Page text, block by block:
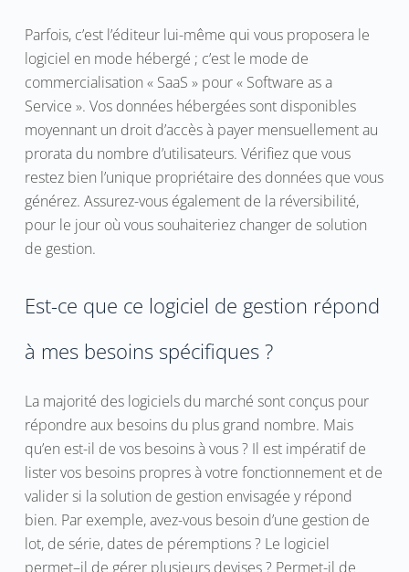
Parfois, c’est l’éditeur lui-même qui vous proposera le
logiciel en mode hébergé ; c’est le mode de
commercialisation « SaaS » pour « Software as a
Service ». Vos données hébergées sont disponibles
moyennant un droit d’accès à payer mensuellement au
prorata du nombre d’utilisateurs. Vérifiez que vous
restez bien l’unique propriétaire des données que vous
générez. Assurez-vous également de la réversibilité,
pour le jour où vous souhaiteriez changer de solution
de gestion.
Est-ce que ce logiciel de gestion répond
à mes besoins spécifiques ?
La majorité des logiciels du marché sont conçus pour
répondre aux besoins du plus grand nombre. Mais
qu’en est-il de vos besoins à vous ? Il est impératif de
lister vos besoins propres à votre fonctionnement et de
valider si la solution de gestion envisagée y répond
bien. Par exemple, avez-vous besoin d’une gestion de
lot, de série, dates de péremptions ? Le logiciel
permet–il de gérer plusieurs devises ? Permet-il de